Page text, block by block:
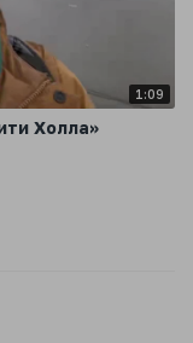
1:09
Холла»